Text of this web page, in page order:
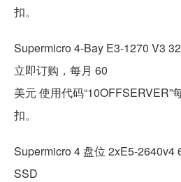
扣。
Supermicro 4-Bay E3-1270 V3
立即订购，每月 60
美元 使用代码“10OFFSERVER”
扣。
Supermicro 4 盘位 2xE5-2640v4
SSD